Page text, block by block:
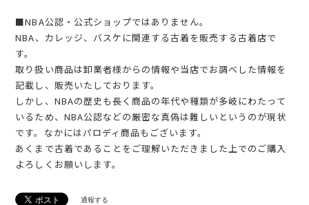
■NBA公認・公式ショップではありません。
NBA、カレッジ、バスケに関連する古着を販売する古着店で
す。
取り扱い商品は卸業者様からの情報や当店でお調べした情報を
記載し、販売いたしております。
しかし、NBAの歴史も長く商品の年代や種類が多岐にわたって
いるため、NBA公認などの厳密な真偽は難しいというのが現状
です。なかにはパロディ商品もございます。
あくまで古着であることをご理解いただきました上でのご購入
よろしくお願いします。
通報する